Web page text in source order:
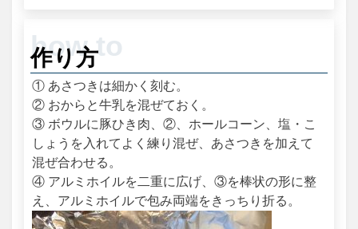
作り方
① あさつきは細かく刻む。
② おからと牛乳を混ぜておく。
③ ボウルに豚ひき肉、②、ホールコーン、塩・こ
しょうを入れてよく練り混ぜ、あさつきを加えて
混ぜ合わせる。
④ アルミホイルを二重に広げ、③を棒状の形に整
え、アルミホイルで包み両端をきっちり折る。